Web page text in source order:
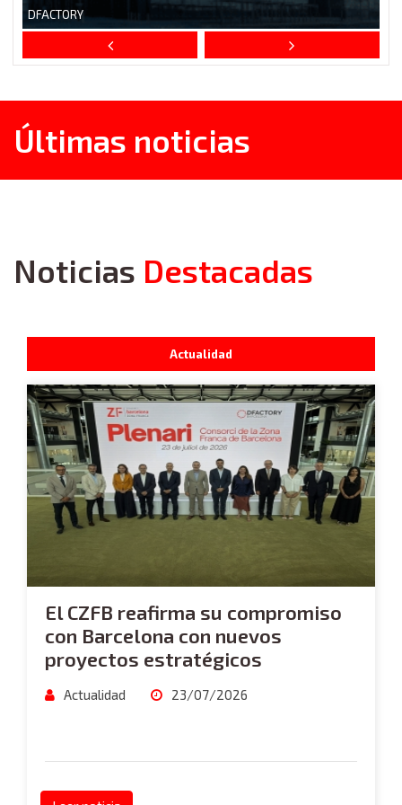
Últimas noticias
Noticias Destacadas
Actualidad
El CZFB reafirma su compromiso
con Barcelona con nuevos
proyectos estratégicos
Actualidad 23/07/2026